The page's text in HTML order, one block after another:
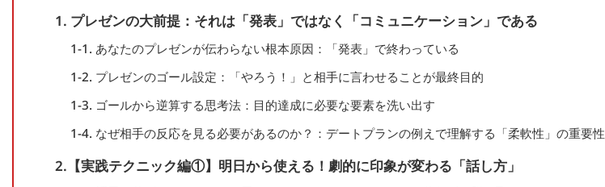
1. プレゼンの大前提：それは「発表」ではなく「コミュニケーション」である
1-1. あなたのプレゼンが伝わらない根本原因：「発表」で終わっている
1-2. プレゼンのゴール設定：「やろう！」と相手に言わせることが最終目的
1-3. ゴールから逆算する思考法：目的達成に必要な要素を洗い出す
1-4. なぜ相手の反応を見る必要があるのか？：デートプランの例えで理解する「柔軟性」の重要性
2.【実践テクニック編①】明日から使える！劇的に印象が変わる「話し方」